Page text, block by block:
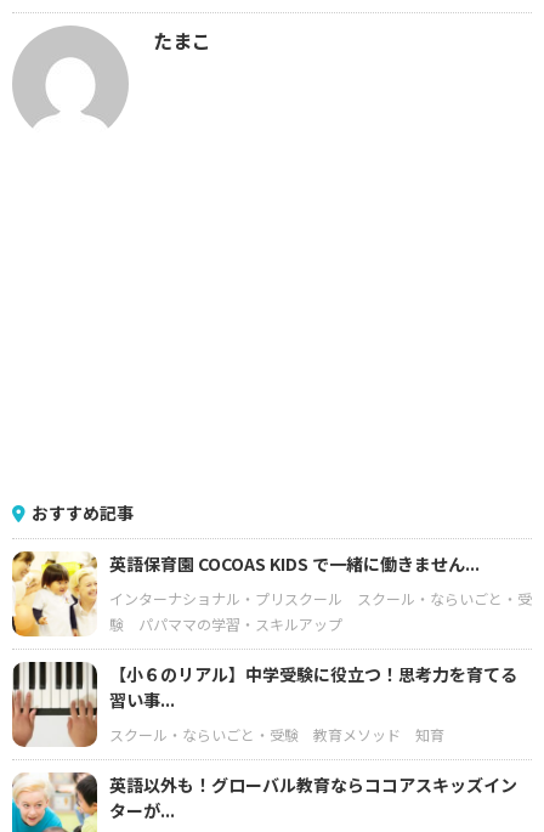
たまこ
おすすめ記事
英語保育園 COCOAS KIDS で一緒に働きません...
インターナショナル・プリスクール
スクール・ならいごと・受
験
パパママの学習・スキルアップ
【小６のリアル】中学受験に役立つ！思考力を育てる
習い事...
スクール・ならいごと・受験 教育メソッド 知育
英語以外も！グローバル教育ならココアスキッズイン
ターが...